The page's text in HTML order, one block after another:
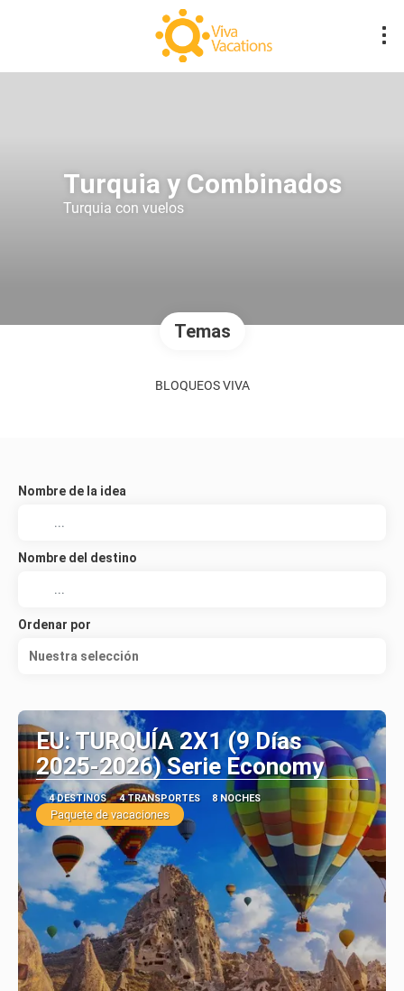
Turquia y Combinados
Turquia con vuelos
Temas
BLOQUEOS VIVA
Nombre de la idea
Nombre del destino
Ordenar por
Nuestra selección
EU: TURQUÍA 2X1 (9 Días
2025-2026) Serie Economy
4 DESTINOS 4 TRANSPORTES 8 NOCHES
Paquete de vacaciones